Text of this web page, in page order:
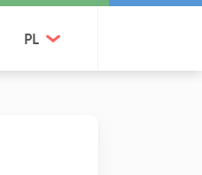
PL